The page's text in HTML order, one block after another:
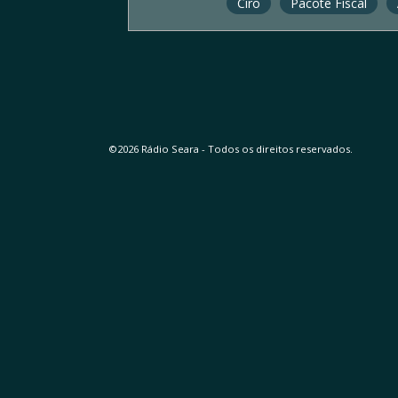
©2026 Rádio Seara - Todos os direitos reservados.